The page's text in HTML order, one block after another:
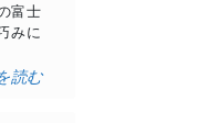
富士
みに
読む